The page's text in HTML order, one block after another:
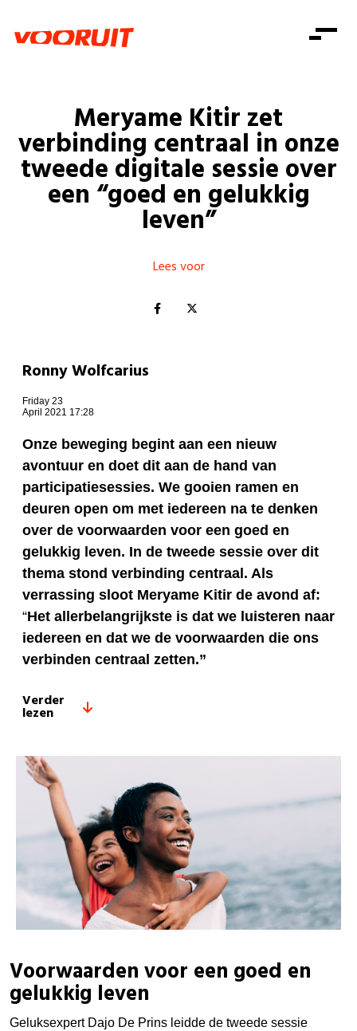
Zorg
Gelijke kansen
Welzijn
Consumentenbescherming
Pensioenen
Onze mensen
Standpunten
Vacatures
Doe mee
Doe mee
Word lid
Mis niets
Shop
Zoeken
Login
Login
Doe mee
Meryame Kitir zet
verbinding centraal in onze
tweede digitale sessie over
een “goed en gelukkig
leven”
Lees voor
Ronny Wolfcarius
Friday 23
April 2021 17:28
Onze beweging begint aan een nieuw
avontuur en doet dit aan de hand van
participatiesessies. We gooien ramen en
deuren open om met iedereen na te denken
over de voorwaarden voor een goed en
gelukkig leven. In de tweede sessie over dit
thema stond verbinding centraal. Als
verrassing sloot Meryame Kitir de avond af:
“Het allerbelangrijkste is dat we luisteren naar
iedereen en dat we de voorwaarden die ons
verbinden centraal zetten.”
Verder
lezen
Voorwaarden voor een goed en
gelukkig leven
Geluksexpert Dajo De Prins leidde de tweede sessie